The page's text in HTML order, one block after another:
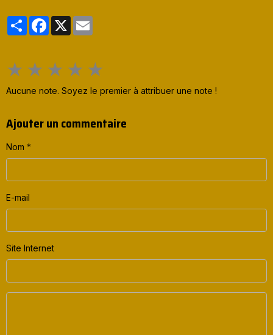
PartagerFacebook
X
★ ★ ★ ★ ★
Aucune note. Soyez le premier à attribuer une note !
Ajouter un commentaire
Nom
E-mail
Site Internet